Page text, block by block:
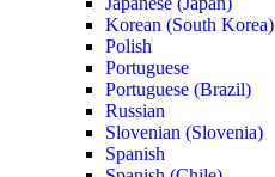
Korean (South Korea)
Polish
Portuguese
Portuguese (Brazil)
Russian
Slovenian (Slovenia)
Spanish